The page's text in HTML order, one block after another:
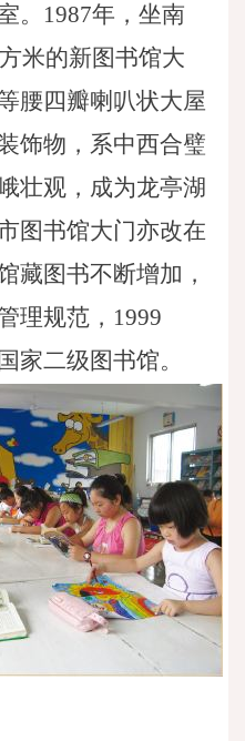
。1987年，坐南
米的新图书馆大
腰四瓣喇叭状大屋
饰物，系中西合璧
壮观，成为龙亭湖
图书馆大门亦改在
藏图书不断增加，
理规范，1999
家二级图书馆。